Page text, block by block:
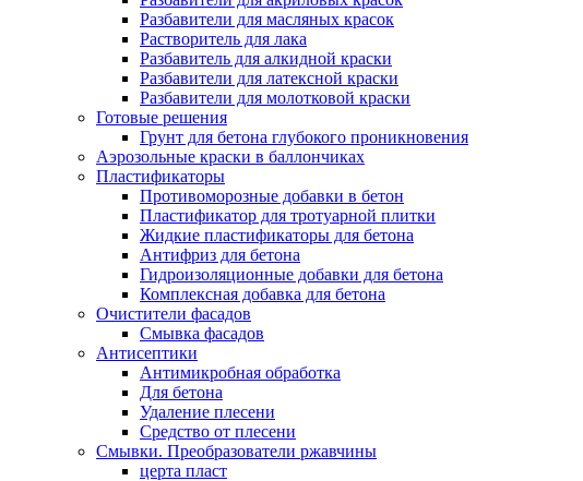
Разбавители для масляных красок
Растворитель для лака
Разбавитель для алкидной краски
Разбавители для латексной краски
Разбавители для молотковой краски
Готовые решения
Грунт для бетона глубокого проникновения
Аэрозольные краски в баллончиках
Пластификаторы
Противоморозные добавки в бетон
Пластификатор для тротуарной плитки
Жидкие пластификаторы для бетона
Антифриз для бетона
Гидроизоляционные добавки для бетона
Комплексная добавка для бетона
Очистители фасадов
Смывка фасадов
Антисептики
Антимикробная обработка
Для бетона
Удаление плесени
Средство от плесени
Смывки. Преобразователи ржавчины
церта пласт